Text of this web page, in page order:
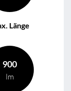
Länge
900
lm